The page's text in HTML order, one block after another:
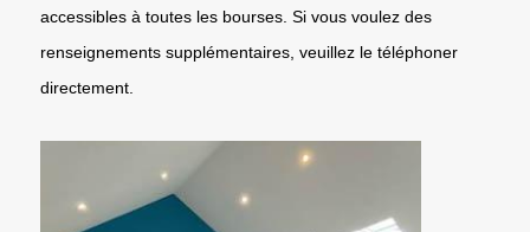
accessibles à toutes les bourses. Si vous voulez des
renseignements supplémentaires, veuillez le téléphoner
directement.